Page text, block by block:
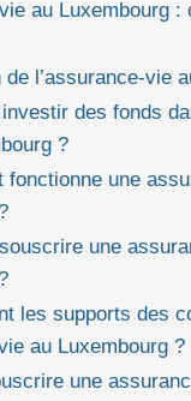
au Luxembourg :
de l’assurance-vie
des fonds
?
fonctionne une
une
les supports des
au Luxembourg ?
une